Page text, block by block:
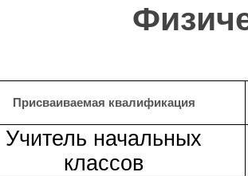
Присваиваемая квалификация
Учитель начальных
классов